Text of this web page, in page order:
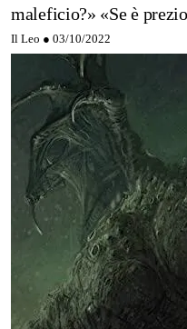
maleficio?» «Se è
Il Leo ● 03/10/2022